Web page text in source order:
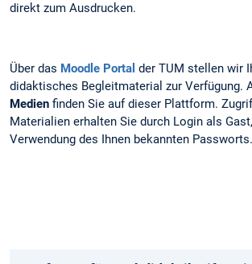
direkt zum Ausdrucken.
Über das Moodle Portal der TUM stellen wir
didaktisches Begleitmaterial zur Verfügung.
Medien finden Sie auf dieser Plattform.
Materialien erhalten Sie durch Login als
Verwendung des Ihnen bekannten Passworts.